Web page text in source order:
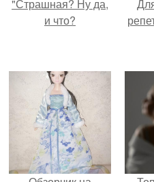
"Страшная? Ну да,
и что?